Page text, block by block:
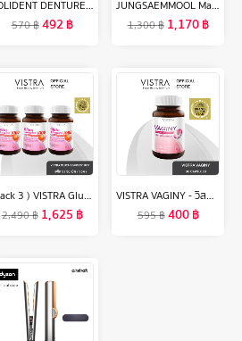
POLIDENT DENTURE ADHESIVE CREAM FRESH MINT 60G X 2 โพลิเดนท์ ครีมติดฟันปลอม กลิ่นมิ้นท์ 60 กรัม แพ็ค 2
570฿492฿
JUNGSAEMMOOL Masterclass Glow Base 50ml จองแซมมุล มาสเตอร์คลาส โกลว์ เบส เบสปรับสภาพผิวฉ่ำโกลว์
1,300฿ 1,170฿
(Pack 3 ) VISTRA Gluta Complex 1000 Plus Red Orange Extract 30 Capsules - วิสทร้า กลูต้า คอมเพล็กซ์ 1000 พลัส เรด ออเร้นจ์ (30 เม็ด) [ แพค 3 ขวด = 90 เม็ด ]
2,490฿ 1,625 ฿
VISTRA VAGINY - วิสทร้า วาจินี่ (30 เม็ด)
595฿400฿